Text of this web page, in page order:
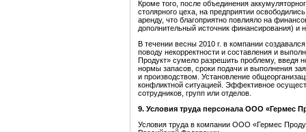
Кроме того, после объединения
столярного цеха, на предприятии
аренду, что благоприятно повлияло на
дополнительный источник финансирования) и
В течении весны 2010 г. в компании
поводу некорректности и составления и
Продукт» сумело разрешить проблему, введя
нормы запасов, сроки подачи и выполнения
и производством. Установление
конфликтной ситуацией. Эффективное
сотрудников, групп или отделов.
9. Условия труда персонала ООО «Гермес
Условия труда в компании ООО «Гермес